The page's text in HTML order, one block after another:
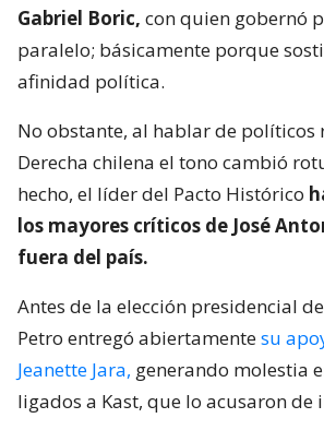
Gabriel Boric, con quien gobernó
paralelo; básicamente porque
afinidad política.
No obstante, al hablar de políticos
Derecha chilena el tono cambió
hecho, el líder del Pacto Histórico
los mayores críticos de José
fuera del país.
Antes de la elección presidencial
Petro entregó abiertamentesu
Jeanette Jara, generando molestia
ligados a Kast, que lo acusaron de